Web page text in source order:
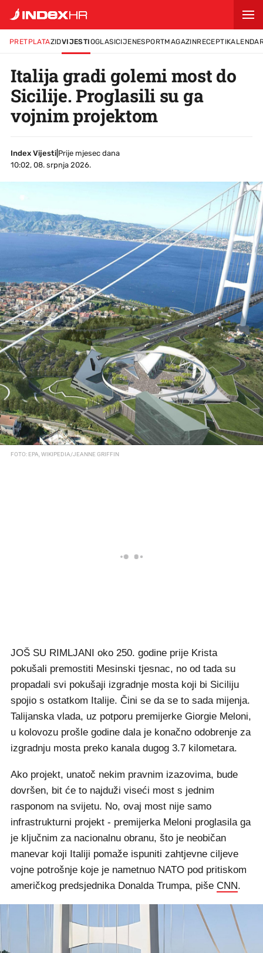
PRETPLATAZIDVIJESTIOGLASICIJENESPORTMAGAZINRECEPTI
Italija gradi golemi most do
Sicilije. Proglasili su ga
vojnim projektom
Index Vijesti
Prije mjesec dana
10:02, 08. srpnja 2026.
FOTO: EPA, WIKIPEDIA/JEANNE GRIFFIN
JOŠ SU RIMLJANI oko 250. godine prije Krista
pokušali premostiti Mesinski tjesnac, no od tada su
propadali svi pokušaji izgradnje mosta koji bi Siciliju
spojio s ostatkom Italije. Čini se da se to sada mijenja.
Talijanska vlada, uz potporu premijerke Giorgie Meloni,
u kolovozu prošle godine dala je konačno odobrenje za
izgradnju mosta preko kanala dugog 3.7 kilometara.
Ako projekt, unatoč nekim pravnim izazovima, bude
dovršen, bit će to najduži viseći most s jednim
rasponom na svijetu. No, ovaj most nije samo
infrastrukturni projekt - premijerka Meloni proglasila ga
je ključnim za nacionalnu obranu, što je neobičan
manevar koji Italiji pomaže ispuniti zahtjevne ciljeve
vojne potrošnje koje je nametnuo NATO pod pritiskom
američkog predsjednika Donalda Trumpa, piše CNN.